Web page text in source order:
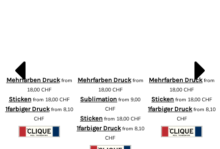
Mehrfarben Druckfrom
18,00 CHF
Stickenfrom 18,00 CHF
1farbiger Druckfrom 8,10
CHF
Mehrfarben Druckfrom
18,00 CHF
Sublimation from9,00
CHF
Stickenfrom 18,00 CHF
1farbiger Druckfrom 8,10
CHF
Mehrfarben Druckfrom
18,00CHF
Sticken from 18,00CHF
1farbiger Druckfrom8,10
CHF